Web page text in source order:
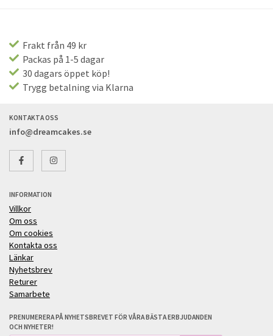
Frakt från 49 kr
Packas på 1-5 dagar
30 dagars öppet köp!
Trygg betalning via Klarna
KONTAKTA OSS
info@dreamcakes.se
INFORMATION
Villkor
Om oss
Om cookies
Kontakta oss
Länkar
Nyhetsbrev
Returer
Samarbete
PRENUMERERA PÅ NYHETSBREVET FÖR VÅRA BÄSTA ERBJUDANDEN
OCH NYHETER!